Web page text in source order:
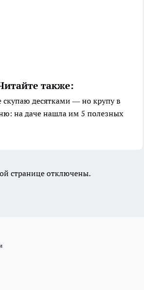
также:
скупаю десятками — но крупу в
на даче нашла им 5 полезных
странице отключены.